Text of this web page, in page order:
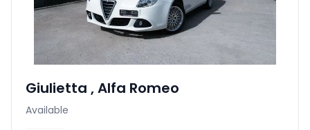
Giulietta ,Alfa Romeo
Available